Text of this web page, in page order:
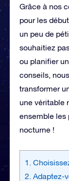
Grâce à nos
pour les
un peu de
souhaitiez
ou planifier
conseils,
transformer
une véritable
ensemble les
nocturne !
1.
2. Adaptez-